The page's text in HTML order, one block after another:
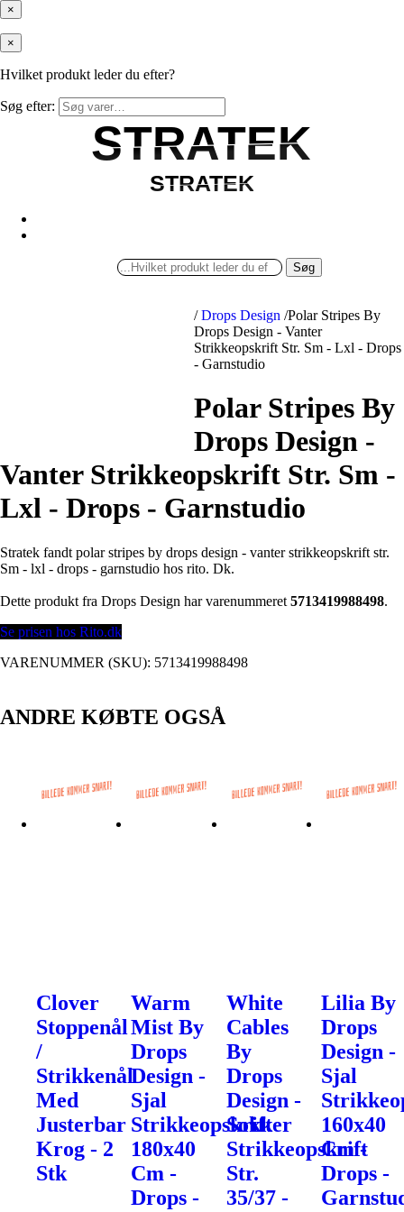
×
×
Hvilket produkt leder du efter?
Søg efter:
STRATEK
STRATEK
STRATEK
STRATEK
Søg
/ Drops Design /Polar Stripes By
Drops Design - Vanter
Strikkeopskrift Str. Sm - Lxl - Drops
- Garnstudio
Polar Stripes By
Drops Design -
Vanter Strikkeopskrift Str. Sm -
Lxl - Drops - Garnstudio
Stratek fandt polar stripes by drops design - vanter strikkeopskrift str.
Sm - lxl - drops - garnstudio hos rito. Dk.
Dette produkt fra Drops Design har varenummeret 5713419988498.
Se prisen hos Rito.dk
VARENUMMER (SKU): 5713419988498
ANDRE KØBTE OGSÅ
Clover
Stoppenål
/
Strikkenål
Med
Justerbar
Krog - 2
Stk
Warm
Mist By
Drops
Design -
Sjal
Strikkeopskrift
180x40
Cm -
Drops -
White
Cables
By
Drops
Design -
Sokker
Strikkeopskrift
Str.
35/37 -
Lilia By
Drops
Design -
Sjal
160x40
Cm -
Drops -